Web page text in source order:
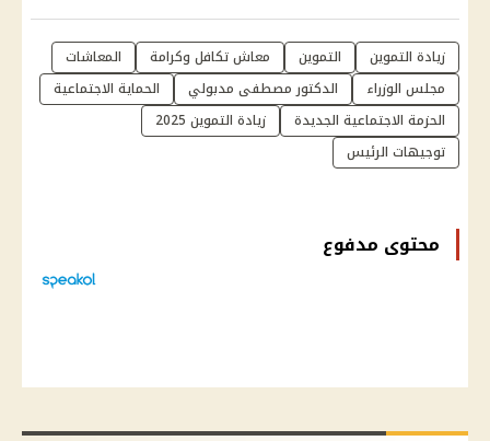
زيادة التموين التموين معاش تكافل وكرامة
المعاشات
مجلس الوزراء
الدكتور مصطفى مدبولي
الحماية الاجتماعية
الحزمة الاجتماعية الجديدة
زيادة التموين 2025
توجيهات الرئيس
محتوى مدفوع